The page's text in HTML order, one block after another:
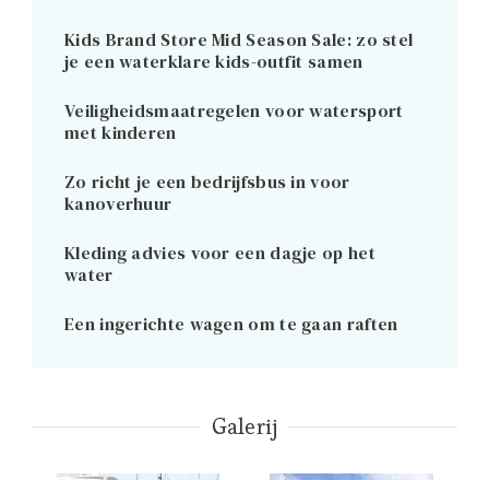
Kids Brand Store Mid Season Sale: zo stel
je een waterklare kids-outfit samen
Veiligheidsmaatregelen voor watersport
met kinderen
Zo richt je een bedrijfsbus in voor
kanoverhuur
Kleding advies voor een dagje op het
water
Een ingerichte wagen om te gaan raften
Galerij